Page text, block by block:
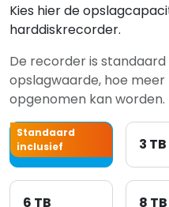
Kies hier de
harddiskrecorder.
De recorder is
opslagwaarde, hoe
opgenomen kan worden.
Standaard
inclusief
2 TB 3 TB
6 TB 8 TB